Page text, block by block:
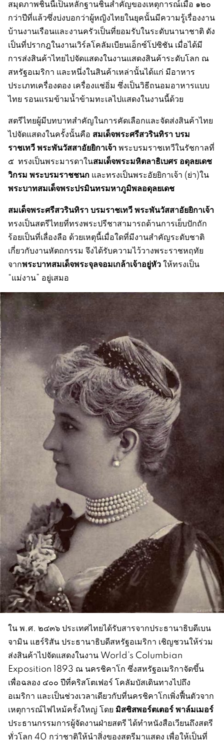
สมุดภาพชิ้นนี้เป็นหลักฐานชิ้นสำคัญของเหตุการณ์เมื่อ ๑๒๐
กว่าปีที่แล้วซึ่งบ่งบอกว่าผู้หญิงไทยในยุคนั้นมีความรู้เรื่องงาน
บ้านงานเรือนและงานครัวเป็นที่ยอมรับในระดับนานาชาติ ดัง
เป็นที่ปรากฎในงานเวิร์ลโคลัมเบียนเอ็กซ์โปซิชัน เมื่อได้มี
การส่งสินค้าไทยไปจัดแสดงในงานแสดงสินค้าระดับโลก ณ
สหรัฐอเมริกา และหนึ่งในสินค้าเหล่านั้นได้แก่ มีอาหาร
ประเภทเครื่องดอง เครื่องแช่อิ่ม ซึ่งเป็นวิธีถนอมอาหารแบบ
ไทย รอนแรมข้ามน้ำข้ามทะเลไปแสดงในงานนี้ด้วย
สตรีไทยผู้มีบทบาทสำคัญในการคัดเลือกและจัดส่งสินค้าไทย
ไปจัดแสดงในครั้งนั้นคือ สมเด็จพระศรีสวรินทิรา บรม
ราชเทวี พระพันวัสสาอัยยิกาเจ้าพระบรมราชเทวีในรัชกาลที่
๕ ทรงเป็นพระมารดาในสมเด็จพระมหิตลาธิเบศร อดุลยเดช
วิกรม พระบรมราชชนก และทรงเป็นพระอัยยิกาเจ้า (ย่า)ใน
พระบาทสมเด็จพระปรมินทรมหาภูมิพลอดุลยเดช
สมเด็จพระศรีสวรินทิรา บรมราชเทวี พระพันวัสสาอัยยิกาเจ้า
ทรงเป็นสตรีไทยที่ทรงพระปรีชาสามารถด้านการเย็บปักถัก
ร้อยเป็นที่เลื่องลือ ด้วยเหตุนี้เมื่อใดที่มีงานสำคัญระดับชาติ
เกี่ยวกับงานหัตถกรรม จึงได้รับความไว้วางพระราชหฤทัย
จากพระบาทสมเด็จพระจุลจอมเกล้าเจ้าอยู่หัวให้ทรงเป็น
“แม่งาน” อยู่เสมอ
ใน พ.ศ. ๒๔๓๖ ประเทศไทยได้รับสารจากประธานาธิบดีเบน
จามิน แฮร์ริสัน ประธานาธิบดีสหรัฐอเมริกา เชิญชวนให้ร่วม
ส่งสินค้าไปจัดแสดงในงาน World’s Columbian
Exposition 1893 ณ นครชิคาโก ซึ่งสหรัฐอเมริกาจัดขึ้น
เพื่อฉลอง ๔๐๐ ปีที่คริสโตเฟอร์ โคลัมบัสเดินทางไปถึง
อเมริกา และเป็นช่วงเวลาเดียวกับที่นครชิคาโกเพิ่งฟื้นตัวจาก
เหตุการณ์ไฟไหม้ครั้งใหญ่ โดย มิสซิสพอร์ตเตอร์ พาล์มเมอร์
ประธานกรรมการผู้จัดงานฝ่ายสตรี ได้ทำหนังสือเวียนถึงสตรี
ทั่วโลก 40 กว่าชาติให้นำสิ่งของสตรีมาแสดง เพื่อให้เป็นที่